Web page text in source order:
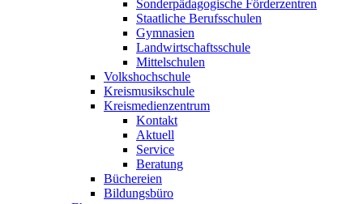
Sonderpädagogische Förderzentren
Staatliche Berufsschulen
Gymnasien
Landwirtschaftsschule
Mittelschulen
Volkshochschule
Kreismusikschule
Kreismedienzentrum
Kontakt
Aktuell
Service
Beratung
Büchereien
Bildungsbüro